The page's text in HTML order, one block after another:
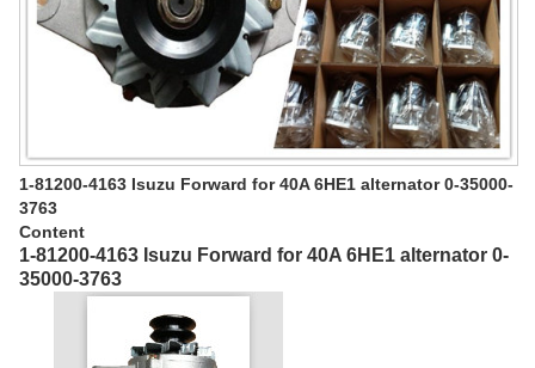
1-81200-4163 Isuzu Forward for 40A 6HE1 alternator 0-35000-
3763
Content
1-81200-4163 Isuzu Forward for 40A 6HE1 alternator 0-
35000-3763